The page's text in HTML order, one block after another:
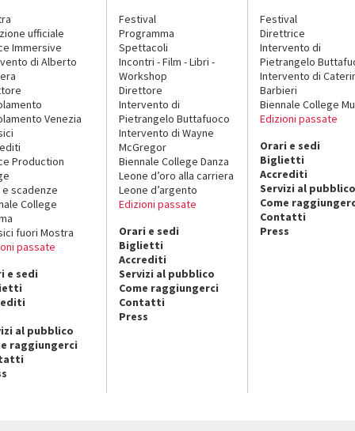
ufficiale
Immersive
di Alberto
Venezia
Production
e scadenze
College
fuori Mostra
passate
e sedi
al pubblico
raggiungerci
Festival
Programma
Spettacoli
Incontri - Film - Libri -
Workshop
Direttore
Intervento di
Pietrangelo Buttafuoco
Intervento di Wayne
McGregor
Biennale College Danza
Leone d’oro alla carriera
Leone d’argento
Edizioni passate
Orari e sedi
Biglietti
Accrediti
Servizi al pubblico
Come raggiungerci
Contatti
Press
Festival
Direttrice
Intervento di
Pietrangelo
Intervento di
Barbieri
Biennale College
Edizioni passate
Orari e sedi
Biglietti
Accrediti
Servizi al pubblico
Come
Contatti
Press